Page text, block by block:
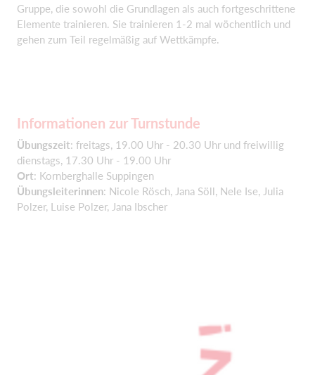
Gruppe, die sowohl die Grundlagen als auch fortgeschrittene
Elemente trainieren. Sie trainieren 1-2 mal wöchentlich und
gehen zum Teil regelmäßig auf Wettkämpfe.
Informationen zur Turnstunde
Übungszeit: freitags, 19.00 Uhr - 20.30 Uhr und freiwillig
dienstags, 17.30 Uhr - 19.00 Uhr
Ort: Kornberghalle Suppingen
Übungsleiterinnen: Nicole Rösch, Jana Söll, Nele Ise, Julia
Polzer, Luise Polzer, Jana Ibscher